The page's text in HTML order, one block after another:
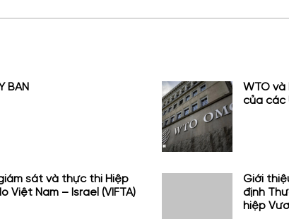
BAN
WTO
của các
sát và thực thi Hiệp
Việt Nam – Israel (VIFTA)
Giới
định
hiệp